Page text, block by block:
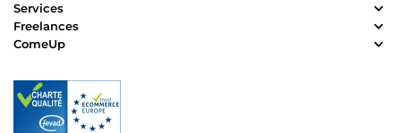
Services
Freelances
ComeUp